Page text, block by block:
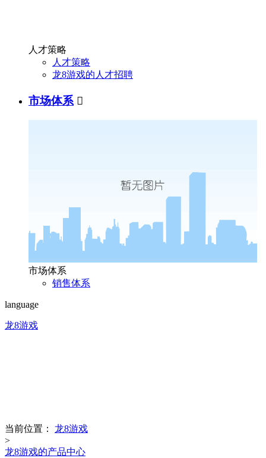
人才策略
人才策略
龙8游戏的人才招聘
市场体系 
市场体系
销售体系
language
龙8游戏
当前位置：
龙8游戏
>
龙8游戏的产品中心